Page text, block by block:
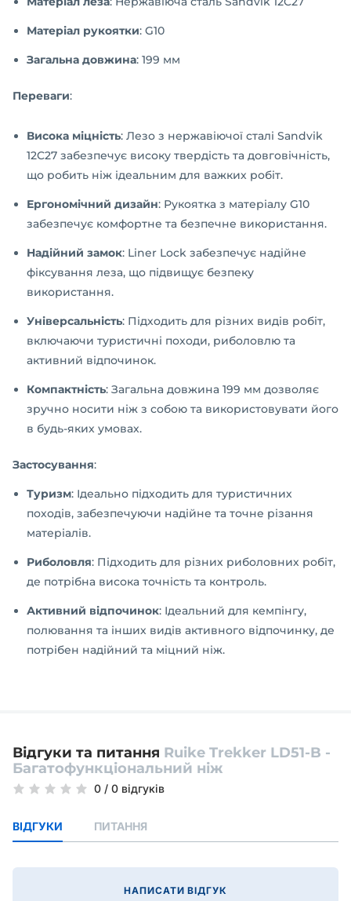
Матеріал рукоятки: G10
Загальна довжина: 199 мм
Переваги:
Висока міцність: Лезо з нержавіючої сталі Sandvik
12C27 забезпечує високу твердість та довговічність,
що робить ніж ідеальним для важких робіт.
Ергономічний дизайн: Рукоятка з матеріалу G10
забезпечує комфортне та безпечне використання.
Надійний замок: Liner Lock забезпечує надійне
фіксування леза, що підвищує безпеку
використання.
Універсальність: Підходить для різних видів робіт,
включаючи туристичні походи, риболовлю та
активний відпочинок.
Компактність: Загальна довжина 199 мм дозволяє
зручно носити ніж з собою та використовувати його
в будь-яких умовах.
Застосування:
Туризм: Ідеально підходить для туристичних
походів, забезпечуючи надійне та точне різання
матеріалів.
Риболовля: Підходить для різних риболовних робіт,
де потрібна висока точність та контроль.
Активний відпочинок: Ідеальний для кемпінгу,
полювання та інших видів активного відпочинку, де
потрібен надійний та міцний ніж.
Відгуки та питання Ruike Trekker LD51-B -
Багатофункціональний ніж
0 / 0 відгуків
ВІДГУКИ ПИТАННЯ
НАПИСАТИ ВІДГУК